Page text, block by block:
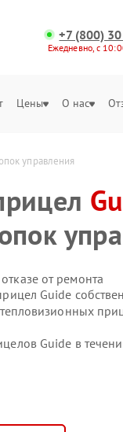
+7 (800)
Ежедневно, с
Цены О нас
управления
от ремонта
Guide
Guide в